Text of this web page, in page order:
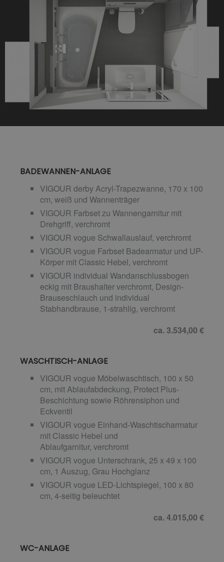
BADEWANNEN-ANLAGE
VIGOUR derby Acryl-Trapezwanne, 170 x 100
cm, weiß und Wannenträger
VIGOUR Farbset zu Wannengarnitur mit
Drehgriff, verchromt
VIGOUR vogue Schwallauslauf, verchromt
VIGOUR vogue Farbset Badearmatur und UP-
Körper mit Classic Hebel, verchromt
VIGOUR individual Wandanschlussbogen
eckig mit Braushalter verchromt, Design-
Brauseschlauch und individual
Stabhandbrause, 1-strahlig, verchromt
ca. 3.534,00 €
WASCHTISCH-ANLAGE
VIGOUR vogue Möbelwaschtisch, 100 x 50
cm, mit Ablaufabdeckung, Protect Plus-
Beschichtung sowie Röhrensiphon und
Eckventil
VIGOUR vogue Einhand-Waschtischarmatur
mit Classic Hebel und
Ablaufgarnitur, verchromt
VIGOUR vogue Unterschrank, 25 x 49 x 100
cm, 1 Auszug, Grau Hochglanz
VIGOUR vogue LED-Lichtspiegel, 100 x 80
cm, 4-seitig beleuchtet
ca. 4.015,00 €
WC-ANLAGE